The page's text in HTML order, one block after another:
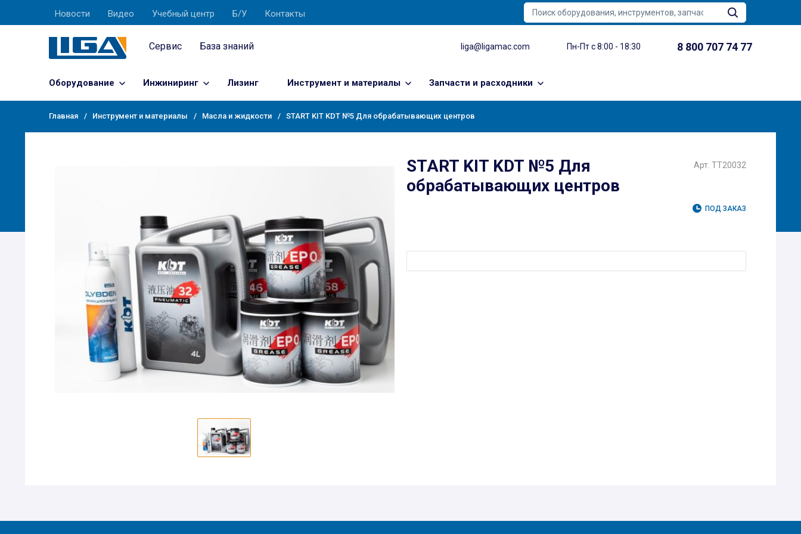
Новости Видео Учебный центр Б/У Контакты
Сервис База знаний liga@ligamac.com Пн-Пт с 8:00 - 18:30 8 800 707 74 77
Оборудование Инжиниринг Лизинг Инструмент и материалы Запчасти и расходники
Главная Инструмент и материалы Масла и жидкости START KIT KDT №5 Для обрабатывающих центров
START KIT KDT №5 Для
обрабатывающих центров
Арт. TT20032
ПОД ЗАКАЗ